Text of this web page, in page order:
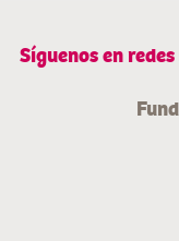
Síguenos en